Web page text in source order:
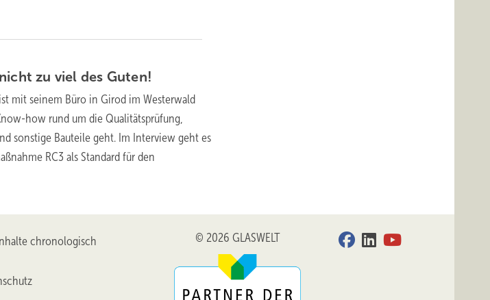
zu viel des Guten!
mit seinem Büro in Girod im Westerwald
how rund um die Qualitätsprüfung,
sonstige Bauteile geht. Im Interview geht es
RC3 als Standard für den
chronologisch © 2026 GLASWELT